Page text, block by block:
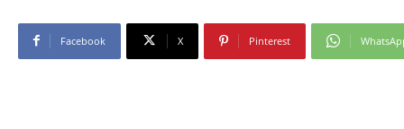
Facebook X Pinterest